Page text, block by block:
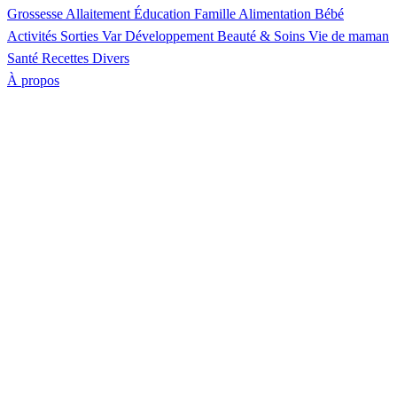
Grossesse Allaitement Éducation Famille Alimentation Bébé
Activités Sorties Var Développement Beauté & Soins Vie de maman
Santé Recettes Divers
À propos